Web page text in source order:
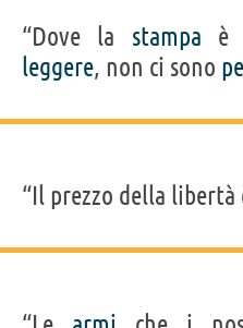
“Dove la stampa è
leggere, non ci sono
“Il prezzo della libertà